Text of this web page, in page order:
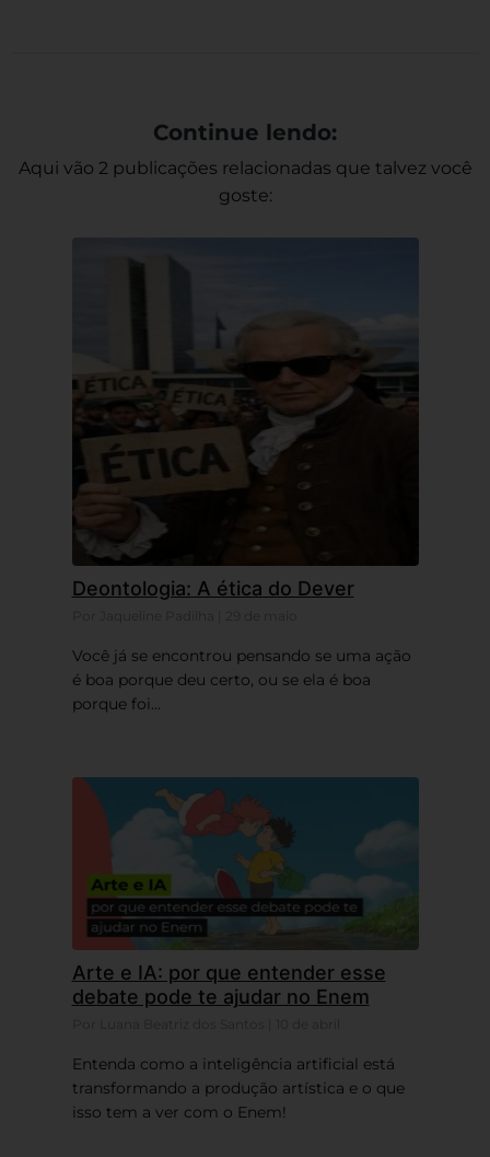
Continue lendo:
Aqui vão 2 publicações relacionadas que talvez você
goste:
Deontologia: A ética do Dever
Você já se encontrou pensando se uma ação
é boa porque deu certo, ou se ela é boa
porque foi...
Arte e IA: por que entender esse
debate pode te ajudar no Enem
Entenda como a inteligência artificial está
transformando a produção artística e o que
isso tem a ver com o Enem!